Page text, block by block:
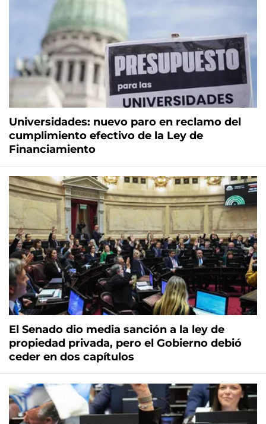
Universidades: nuevo paro en reclamo del
cumplimiento efectivo de la Ley de
Financiamiento
El Senado dio media sanción a la ley de
propiedad privada, pero el Gobierno debió
ceder en dos capítulos